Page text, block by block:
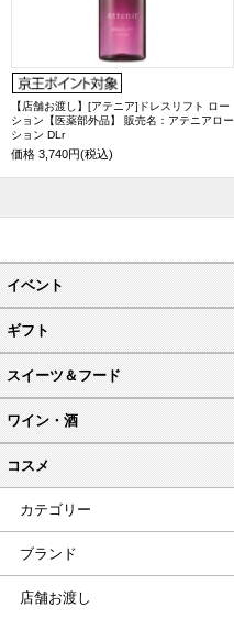
【店舗お渡し】[アテニア]ドレスリフト ロー
ション【医薬部外品】 販売名：アテニアロー
ション DLr
価格 3,740円(税込)
イベント
ギフト
スイーツ＆フード
ワイン・酒
コスメ
カテゴリー
ブランド
店舗お渡し